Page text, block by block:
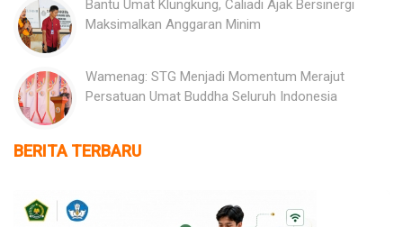
Bantu Umat Klungkung, Caliadi Ajak Bersinergi
Maksimalkan Anggaran Minim
Wamenag: STG Menjadi Momentum Merajut
Persatuan Umat Buddha Seluruh Indonesia
BERITA TERBARU